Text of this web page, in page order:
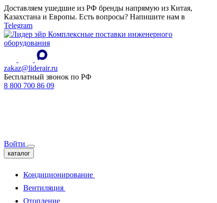
Доставляем ушедшие из РФ бренды напрямую из Китая,
Казахстана и Европы. Есть вопросы? Напишите нам в
Telegram
Комплексные поставки инженерного
оборудования
zakaz@liderair.ru
Бесплатный звонок по РФ
8 800 700 86 09
Войти
каталог
Кондиционирование
Вентиляция
Отопление